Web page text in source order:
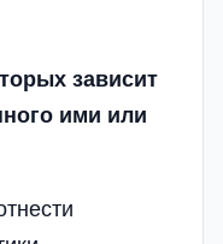
зависит
ими или